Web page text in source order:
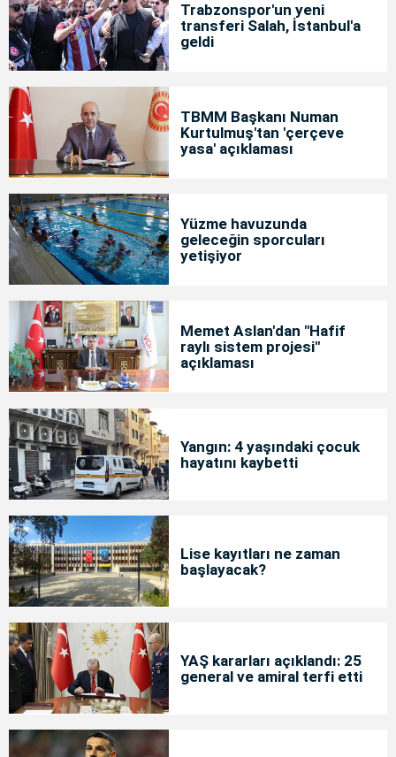
Trabzonspor'un yeni
transferi Salah, İstanbul'a
geldi
TBMM Başkanı Numan
Kurtulmuş'tan 'çerçeve
yasa' açıklaması
Yüzme havuzunda
geleceğin sporcuları
yetişiyor
Memet Aslan'dan "Hafif
raylı sistem projesi"
açıklaması
Yangın: 4 yaşındaki çocuk
hayatını kaybetti
Lise kayıtları ne zaman
başlayacak?
YAŞ kararları açıklandı: 25
general ve amiral terfi etti